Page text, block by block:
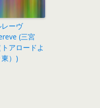
レーヴ
(三宮
トアロードよ
東）)